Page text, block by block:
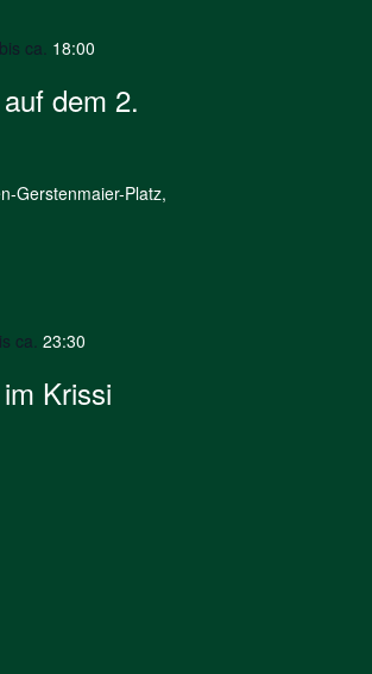
bis ca. 18:00
dem 2.
Gerstenmaier-Platz,
ca. 23:30
Krissi